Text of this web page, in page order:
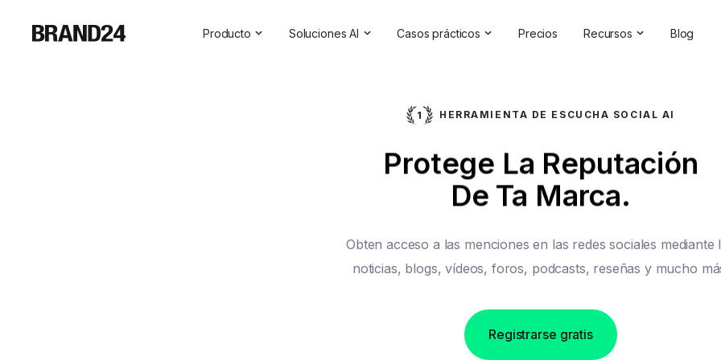
Producto Soluciones AI
Social Media Analytics Software | Brand24
Visibilidad de la IA
Casos prácticos
Competitive Analysis
Informes exhaustivos
Comentarios de los clientes
Backlinks Checker
Precios Recursos
Comprobador de marcas
Seminarios en línea
Directorio de socios
Blog
HERRAMIENTA DE ESCUCHA SOCIAL AI
Protege La Reputación
De Ta Marca.
Obten acceso a las menciones en las redes sociales mediante
noticias, blogs, vídeos, foros, podcasts, reseñas y mucho
Registrarse gratis